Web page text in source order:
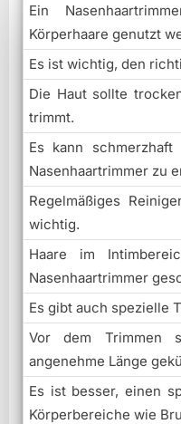
Ein
Körperhaare genutzt
Es ist wichtig, den
Die Haut sollte
trimmt.
Es kann
Nasenhaartrimmer zu
Regelmäßiges
wichtig.
Haare im
Nasenhaartrimmer
Es gibt auch spezielle
Vor dem Trimmen
angenehme Länge
Es ist besser, einen
Körperbereiche wie